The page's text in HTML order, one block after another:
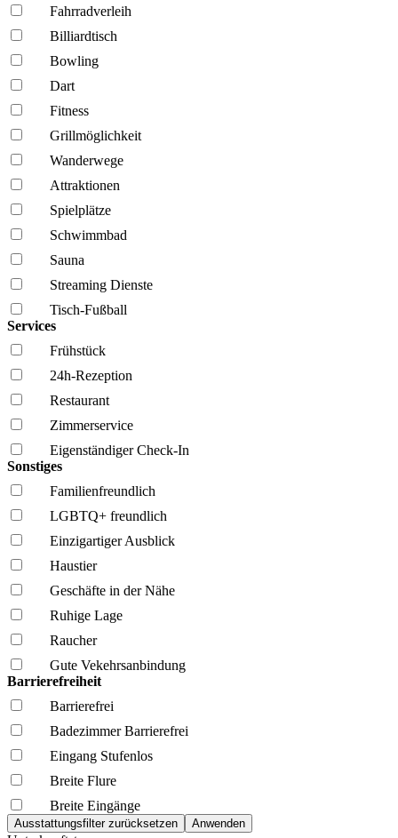
Fahrrad­verleih
Billiardtisch
Bowling
Dart
Fitness
Grillmöglich­keit
Wanderwege
Attraktionen
Spielplätze
Schwimmbad
Sauna
Streaming Dienste
Tisch-Fußball
Services
Frühstück
24h-Rezeption
Restaurant
Zimmerservice
Eigenständiger Check-In
Sonstiges
Familien­freundlich
LGBTQ+ freundlich
Einzigartiger Ausblick
Haustier
Geschäfte in der Nähe
Ruhige Lage
Raucher
Gute Vekehrsanbindung
Barrierefreiheit
Barrierefrei
Badezimmer Barrierefrei
Eingang Stufenlos
Breite Flure
Breite Eingänge